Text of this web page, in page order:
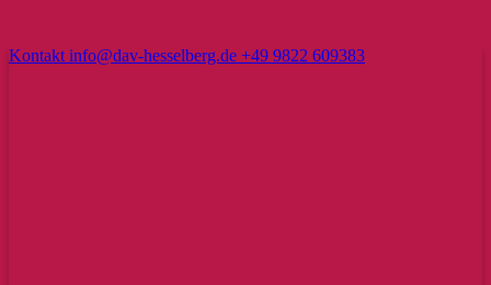
Kontakt info@dav-hesselberg.de +49 9822 609383